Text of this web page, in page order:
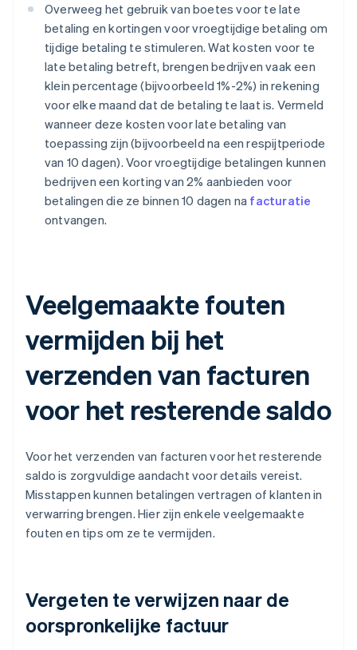
Overweeg het gebruik van boetes voor te late
betaling en kortingen voor vroegtijdige betaling om
tijdige betaling te stimuleren. Wat kosten voor te
late betaling betreft, brengen bedrijven vaak een
klein percentage (bijvoorbeeld 1%-2%) in rekening
voor elke maand dat de betaling te laat is. Vermeld
wanneer deze kosten voor late betaling van
toepassing zijn (bijvoorbeeld na een respijtperiode
van 10 dagen). Voor vroegtijdige betalingen kunnen
bedrijven een korting van 2% aanbieden voor
betalingen die ze binnen 10 dagen na facturatie
ontvangen.
Veelgemaakte fouten
vermijden bij het
verzenden van facturen
voor het resterende saldo
Voor het verzenden van facturen voor het resterende
saldo is zorgvuldige aandacht voor details vereist.
Misstappen kunnen betalingen vertragen of klanten in
verwarring brengen. Hier zijn enkele veelgemaakte
fouten en tips om ze te vermijden.
Vergeten te verwijzen naar de
oorspronkelijke factuur